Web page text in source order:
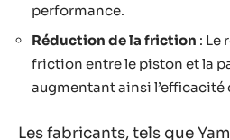
performance.
Réduction de la friction : Le
friction entre le piston et la
augmentant ainsi l’efficacité
Les fabricants, tels que